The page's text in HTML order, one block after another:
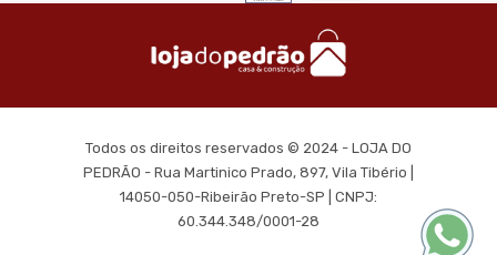
Todos os direitos reservados © 2024 - LOJA DO
PEDRÃO - Rua Martinico Prado, 897, Vila Tibério |
14050-050-Ribeirão Preto-SP | CNPJ:
60.344.348/0001-28